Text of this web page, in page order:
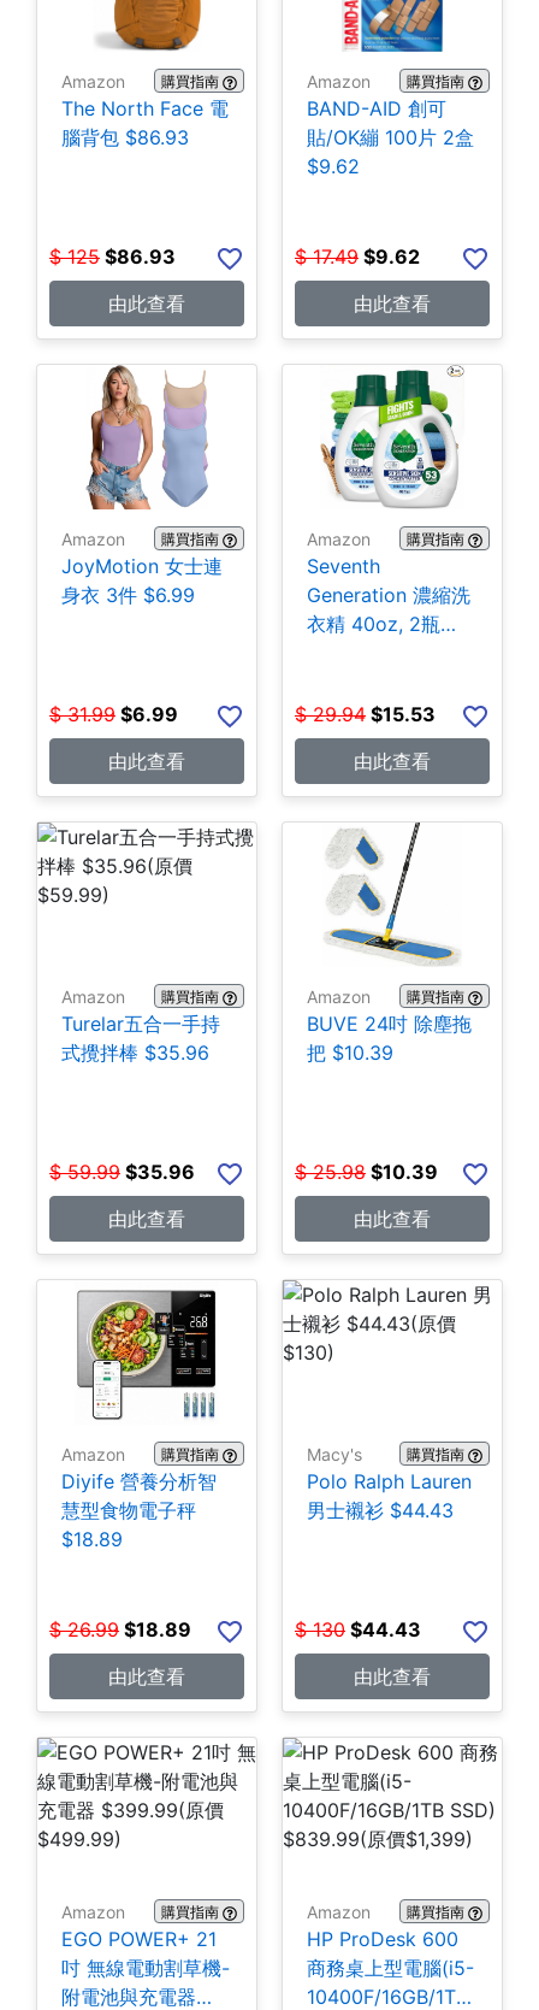
Amazon 購買指南
The North Face 電
腦背包 $86.93
$ 125 $86.93
由此查看
Amazon 購買指南
BAND-AID 創可
貼/OK繃 100片 2盒
$9.62
$ 17.49 $9.62
由此查看
Amazon 購買指南
JoyMotion 女士連
身衣 3件 $6.99
$ 31.99 $6.99
由此查看
Amazon 購買指南
Seventh
Generation 濃縮洗
衣精 40oz, 2瓶
$ 29.94 $15.53
由此查看
Amazon 購買指南
Turelar五合一手持
式攪拌棒 $35.96
$ 59.99 $35.96
由此查看
Amazon 購買指南
BUVE 24吋 除塵拖
把 $10.39
$ 25.98 $10.39
由此查看
Amazon 購買指南
Diyife 營養分析智
慧型食物電子秤
$18.89
$ 26.99 $18.89
由此查看
Macy's 購買指南
Polo Ralph Lauren
男士襯衫 $44.43
$ 130 $44.43
由此查看
Amazon 購買指南
EGO POWER+ 21
吋 無線電動割草機-
附電池與充電器
Amazon 購買指南
HP ProDesk 600
商務桌上型電腦(i5-
10400F/16GB/1TB